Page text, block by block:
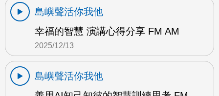
島嶼聲活你我他
幸福的智慧 演講心得分享 FM AM
2025/12/13
島嶼聲活你我他